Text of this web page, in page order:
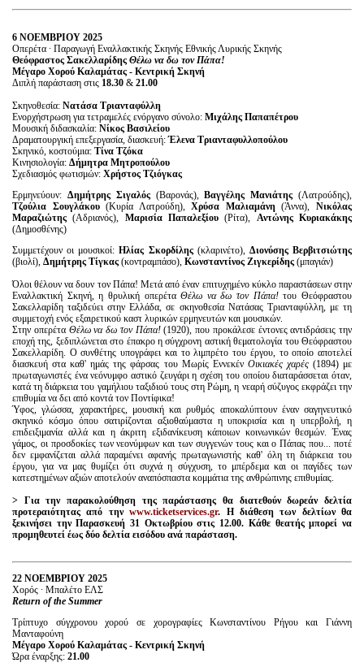
6 ΝΟΕΜΒΡΙΟΥ 2025
Οπερέτα · Παραγωγή Εναλλακτικής Σκηνής Εθνικής Λυρικής Σκηνής
Θεόφραστος Σακελλαρίδης Θέλω να δω τον Πάπα!
Μέγαρο Χορού Καλαμάτας - Κεντρική Σκηνή
Διπλή παράσταση στις 18.30 & 21.00
Σκηνοθεσία: Νατάσα Τριανταφύλλη
Ενορχήστρωση για τετραμελές ενόργανο σύνολο: Μιχάλης Παπαπέτρου
Μουσική διδασκαλία: Νίκος Βασιλείου
Δραματουργική επεξεργασία, διασκευή:Έλενα Τριανταφυλλοπούλου
Σκηνικό, κοστούμια: Τίνα Τζόκα
Κινησιολογία: Δήμητρα Μητροπούλου
Σχεδιασμός φωτισμών: Χρήστος Τζιόγκας
Ερμηνεύουν: Δημήτρης Σιγαλός(Βαρονάς),Βαγγέλης Μανιάτης(Λατρούδης),
Τζούλια Σουγλάκου(Κυρία Λατρούδη),Χρύσα Μαλιαμάνη(Άννα),Νικόλας
Μαραζιώτης (Αδριανός), Μαρισία Παπαλεξίου (Ρίτα), Αντώνης Κυριακάκης
(Δημοσθένης)
Συμμετέχουν οι μουσικοί:Ηλίας Σκορδίλης(κλαρινέτο), Διονύσης Βερβιτσιώτης
(βιολί), Δημήτρης Τίγκας (κοντραμπάσο), Κωνσταντίνος Ζιγκερίδης (μπαγιάν)
Όλοι θέλουν να δουν τον Πάπα! Μετά από έναν επιτυχημένο κύκλο παραστάσεων στην
Εναλλακτική Σκηνή, η θρυλική οπερέταΘέλω να δω τον Πάπα!του Θεόφραστου
Σακελλαρίδη ταξιδεύει στην Ελλάδα, σε σκηνοθεσία Νατάσας Τριανταφύλλη, με τη
συμμετοχή ενός εξαιρετικού καστ λυρικών ερμηνευτών και μουσικών.
Στην οπερέτα Θέλω να δω τον Πάπα!(1920), που προκάλεσε έντονες αντιδράσεις την
εποχή της, ξεδιπλώνεται στο έπακρο η σύγχρονη αστική θεματολογία του Θεόφραστου
Σακελλαρίδη. O συνθέτης υπογράφει και το λιμπρέτο του έργου, το οποίο αποτελεί
διασκευή στα καθ' ημάς της φάρσας του Μωρίς Εννεκέν Οικιακές χαρές(1894) με
πρωταγωνιστές ένα νεόνυμφο αστικό ζευγάρι η σχέση του οποίου διαταράσσεται όταν,
κατά τη διάρκεια του γαμήλιου ταξιδιού τους στη Ρώμη, η νεαρή σύζυγος εκφράζει την
επιθυμία να δει από κοντά τον Ποντίφικα!
Ύφος, γλώσσα, χαρακτήρες, μουσική και ρυθμός αποκαλύπτουν έναν σαγηνευτικό
σκηνικό κόσμο όπου σατιρίζονται αξιοθαύμαστα η υποκρισία και η υπερβολή, η
επιδειξιμανία αλλά και η άκριτη εξιδανίκευση κάποιων κοινωνικών θεσμών. Ένας
γάμος, οι προσδοκίες των νεονύμφων και των συγγενών τους και ο Πάπας που... ποτέ
δεν εμφανίζεται αλλά παραμένει αφανής πρωταγωνιστής καθ' όλη τη διάρκεια του
έργου, για να μας θυμίζει ότι συχνά η σύγχυση, το μπέρδεμα και οι παγίδες των
κατεστημένων αξιών αποτελούν αναπόσπαστα κομμάτια της ανθρώπινης επιθυμίας.
> Για την παρακολούθηση της παράστασης θα διατεθούν δωρεάν δελτία
προτεραιότητας από τηνwww.ticketservices.gr. Η διάθεση των δελτίων θα
ξεκινήσει την Παρασκευή 31 Οκτωβρίου στις 12.00. Κάθε θεατής μπορεί να
προμηθευτεί έως δύο δελτία εισόδου ανά παράσταση.
22 ΝΟΕΜΒΡΙΟΥ 2025
Χορός · Μπαλέτο ΕΛΣ
Return of the Summer
Τρίπτυχο σύγχρονου χορού σε χορογραφίες Κωνσταντίνου Ρήγου και Γιάννη
Μανταφούνη
Μέγαρο Χορού Καλαμάτας - Κεντρική Σκηνή
Ώρα έναρξης: 21.00